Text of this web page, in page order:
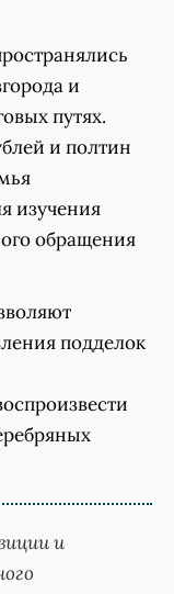
и
путях.
и полтин
изучения
обращения
подделок
и